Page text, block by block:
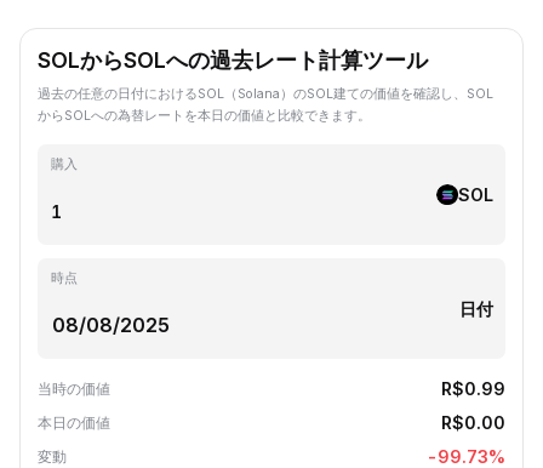
SOLからSOLへの過去レート計算ツール
過去の任意の日付におけるSOL（Solana）のSOL建ての価値を確認し、SOL
からSOLへの為替レートを本日の価値と比較できます。
購入
SOL
時点
日付
当時の価値 R$0.99
本日の価値 R$0.00
変動 -99.73%